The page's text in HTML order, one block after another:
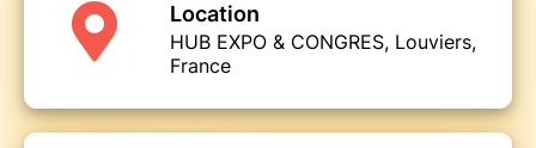
Location
HUB EXPO & CONGRES, Louviers,
France